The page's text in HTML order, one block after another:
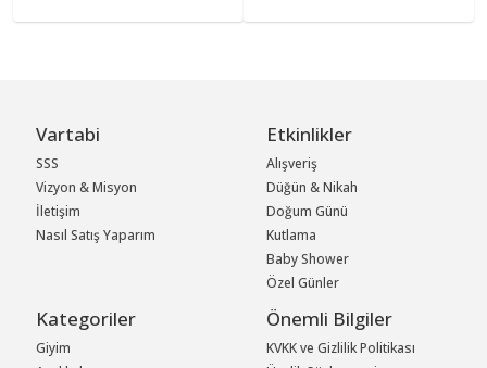
Vartabi
SSS
Vizyon & Misyon
İletişim
Nasıl Satış Yaparım
Etkinlikler
Alışveriş
Düğün & Nikah
Doğum Günü
Kutlama
Baby Shower
Özel Günler
Kategoriler
Giyim
Önemli Bilgiler
KVKK ve Gizlilik Politikası